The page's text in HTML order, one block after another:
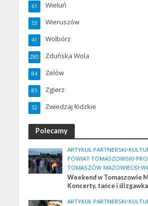
Wieluń
61
Wieruszów
53
Wolbórz
41
Zduńska Wola
280
Zelów
84
Zgierz
85
Zwiedzaj łódzkie
32
Polecamy
ARTYKUŁ PARTNERSKI•
POWIAT TOMASZOWSKI•
TOMASZÓW MAZOWIECKI•
Weekend w Tomaszowie
Koncerty, tańce i
ARTYKUŁ PARTNERSKI•